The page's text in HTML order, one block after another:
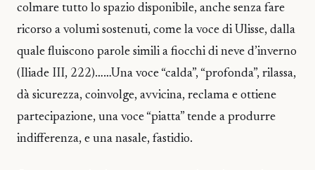
colmare tutto lo spazio disponibile, anche senza fare
ricorso a volumi sostenuti, come la voce di Ulisse, dalla
quale fluiscono parole simili a fiocchi di neve d’inverno
(Iliade III, 222)……Una voce “calda”, “profonda”, rilassa,
dà sicurezza, coinvolge, avvicina, reclama e ottiene
partecipazione, una voce “piatta” tende a produrre
indifferenza, e una nasale, fastidio.